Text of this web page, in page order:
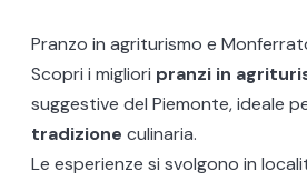
Pranzo in agriturismo e
Scopri i migliori pranzi in
suggestive del Piemonte, ideale
tradizione culinaria.
Le esperienze si svolgono in